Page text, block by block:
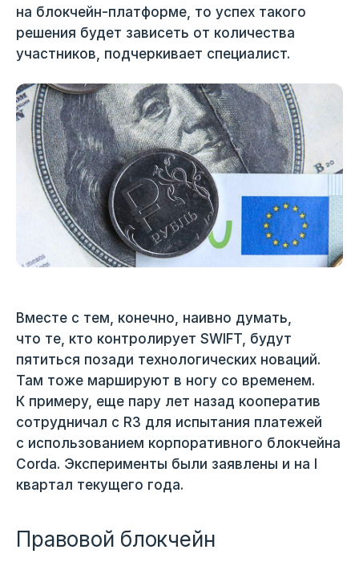
на блокчейн-платформе, то успех такого
решения будет зависеть от количества
участников, подчеркивает специалист.
Вместе с тем, конечно, наивно думать,
что те, кто контролирует SWIFT, будут
пятиться позади технологических новаций.
Там тоже маршируют в ногу со временем.
К примеру, еще пару лет назад кооператив
сотрудничал с R3 для испытания платежей
с использованием корпоративного блокчейна
Corda. Эксперименты были заявлены и на I
квартал текущего года.
Правовой блокчейн